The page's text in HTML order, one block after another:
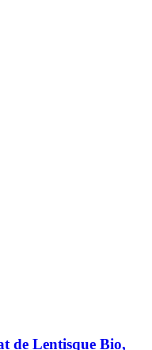
de Lentisque Bio,